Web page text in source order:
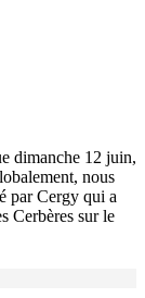
dimanche 12 juin,
nous
par Cergy qui a
Cerbères sur le